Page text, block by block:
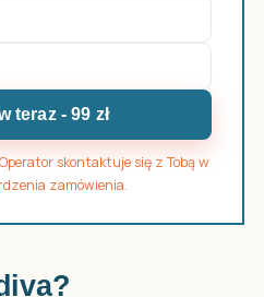
teraz - 99 zł
skontaktuje się z Tobą w
zamówienia.